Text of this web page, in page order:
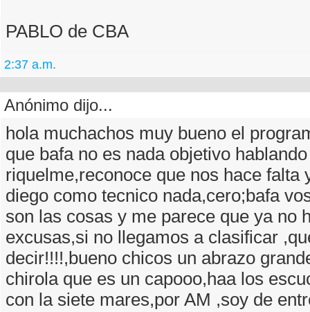
PABLO de CBA
2:37 a.m.
Anónimo dijo...
hola muchachos muy bueno el
que bafa no es nada objetivo
riquelme,reconoce que nos hace falta
diego como tecnico nada,cero;bafa
son las cosas y me parece que ya no
excusas,si no llegamos a clasificar
decir!!!!,bueno chicos un abrazo
chirola que es un capooo,haa los
con la siete mares,por AM ,soy de